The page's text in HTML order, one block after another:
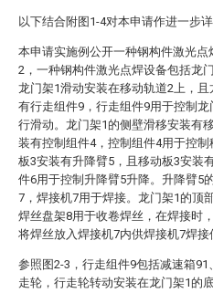
以下结合附图1-4对本申请作进一步详
本申请实施例公开一种钢构件激光点
2，一种钢构件激光点焊设备包括龙
龙门架1滑动安装在移动轨道2上，
有行走组件9，行走组件9用于控制
行滑动。龙门架1的侧壁滑移安装有
装有控制组件4，控制组件4用于控
板3安装有升降臂5，且移动板3安装
件6用于控制升降臂5升降。升降臂5
7，焊接机7用于焊接。龙门架1的顶
焊丝盘架8用于收卷焊丝，在焊接时
将焊丝放入焊接机7内供焊接机7焊接
参照图2-3，行走组件9包括减速箱
走轮，行走轮转动安装在龙门架1的